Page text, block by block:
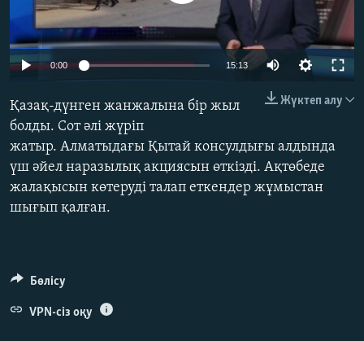
ЖАЗЫЛЫҢЫЗ
240p 360p 480p
720p 1080p
0:00 15:13
480p
720p
Жүктеп алу
Қазақ-дүнген жанжалына бір жыл
болды. Сот әлі жүріп
жатыр. Алматыдағы Қытай консулдығы алдында
үш әйел наразылық акциясын өткізді. Ақтөбеде
жалақысын көтеруді талап еткендер жұмыстан
шығып қалған.
Бөлісу
VPN-сіз оқу